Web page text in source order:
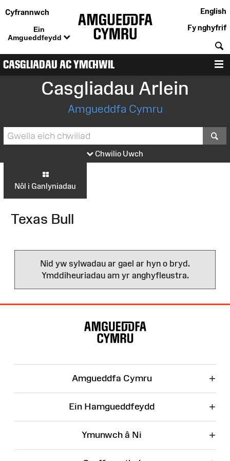
Cyfrannwch
Ein
Amgueddfeydd
English
Fy nghyfrif
CASGLIADAU AC YMCHWIL
Casgliadau Arlein
Amgueddfa Cymru
Chwilio Uwch
Nôl i Ganlyniadau
Texas Bull
Nid yw sylwadau ar gael ar hyn o bryd.
Ymddiheuriadau am yr anghyfleustra.
Amgueddfa Cymru +
Ein Hamgueddfeydd +
Ymunwch â Ni +